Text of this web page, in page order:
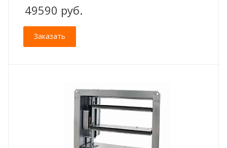
49590 руб.
Заказать